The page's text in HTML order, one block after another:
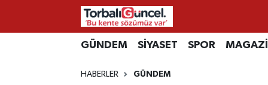
GÜNDEM SİYASET SPOR
HABERLER GÜNDEM
İzmir Nöbetçi Eczaneler
İzmir Hava Durumu